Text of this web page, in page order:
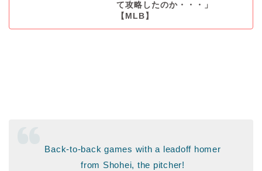
て攻略したのか・・・」
【MLB】
Back-to-back games with a leadoff homer
from Shohei, the pitcher!